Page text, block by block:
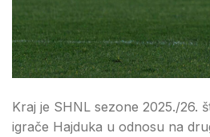
Kraj je SHNL sezone 2025./26.
igrače Hajduka u odnosu na